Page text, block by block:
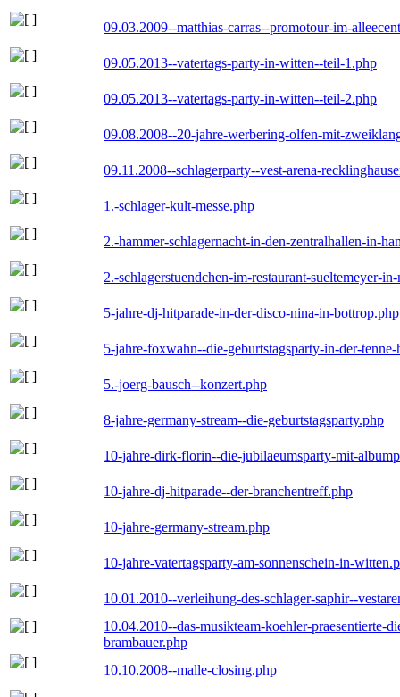
09.03.2009--matthias-carras--promotour-im-
09.05.2013--vatertags-party-in-witten--teil-1.php
09.05.2013--vatertags-party-in-witten--teil-2.php
09.08.2008--20-jahre-werbering-olfen-mit-
09.11.2008--schlagerparty--vest-arena-
1.-schlager-kult-messe.php
2.-hammer-schlagernacht-in-den-zentralhallen-in-
2.-schlagerstuendchen-im-restaurant-sueltemeyer-
5-jahre-dj-hitparade-in-der-disco-nina-in-bottrop.php
5-jahre-foxwahn--die-geburtstagsparty-in-der-tenne-
5.-joerg-bausch--konzert.php
8-jahre-germany-stream--die-geburtstagsparty.php
10-jahre-dirk-florin--die-jubilaeumsparty-mit-
10-jahre-dj-hitparade--der-branchentreff.php
10-jahre-germany-stream.php
10-jahre-vatertagsparty-am-sonnenschein-in-
10.01.2010--verleihung-des-schlager-saphir--
10.04.2010--das-musikteam-koehler-praesentierte-
brambauer.php
10.10.2008--malle-closing.php